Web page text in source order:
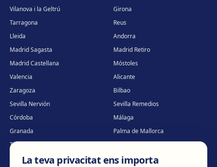
Vilanova i la Geltrú
Girona
Tarragona
Reus
Lleida
Andorra
Madrid Sagasta
Madrid Retiro
Madrid Castellana
Móstoles
Valencia
Alicante
Zaragoza
Bilbao
Sevilla Nervión
Sevilla Remedios
Córdoba
Málaga
Granada
Palma de Mallorca
Tenerife
Portugal · Famalicão
Portugal · Guimarães
Clínica virtual*
La teva privacitat ens importa